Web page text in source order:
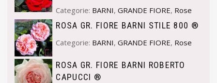
Categorie: BARNI,GRANDE FIORE, Rose
ROSA GR. FIORE BARNI STILE 800 ®
Categorie: BARNI,GRANDE FIORE, Rose
ROSA GR. FIORE BARNI ROBERTO
CAPUCCI ®